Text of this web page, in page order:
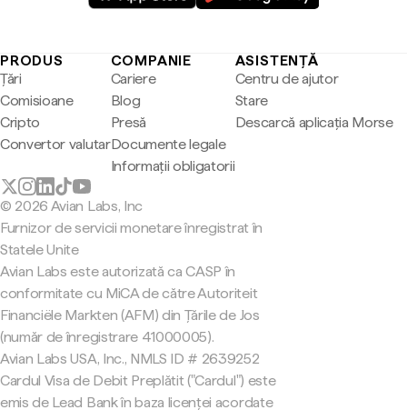
PRODUS
Țări
Comisioane
Cripto
Convertor valutar
COMPANIE
Cariere
Blog
Presă
Documente legale
Informații obligatorii
ASISTENȚĂ
Centru de ajutor
Stare
Descarcă aplicația Morse
© 2026 Avian Labs, Inc
Furnizor de servicii monetare înregistrat în
Statele Unite
Avian Labs este autorizată ca CASP în
conformitate cu MiCA de către Autoriteit
Financiële Markten (AFM) din Țările de Jos
(număr de înregistrare 41000005).
Avian Labs USA, Inc., NMLS ID # 2639252
Cardul Visa de Debit Preplătit ("Cardul") este
emis de Lead Bank în baza licenței acordate